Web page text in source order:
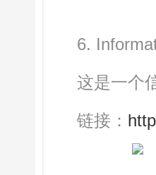
6.
这是一个信
链接：